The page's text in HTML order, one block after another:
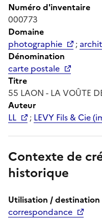
Numéro d'inventaire
000773
Domaine
photographie
;
Dénomination
carte postale
Titre
55 LAON - LA VOÛTE
Auteur
LL
; LEVY Fils & Cie
Contexte de
historique
Utilisation / destination
correspondance